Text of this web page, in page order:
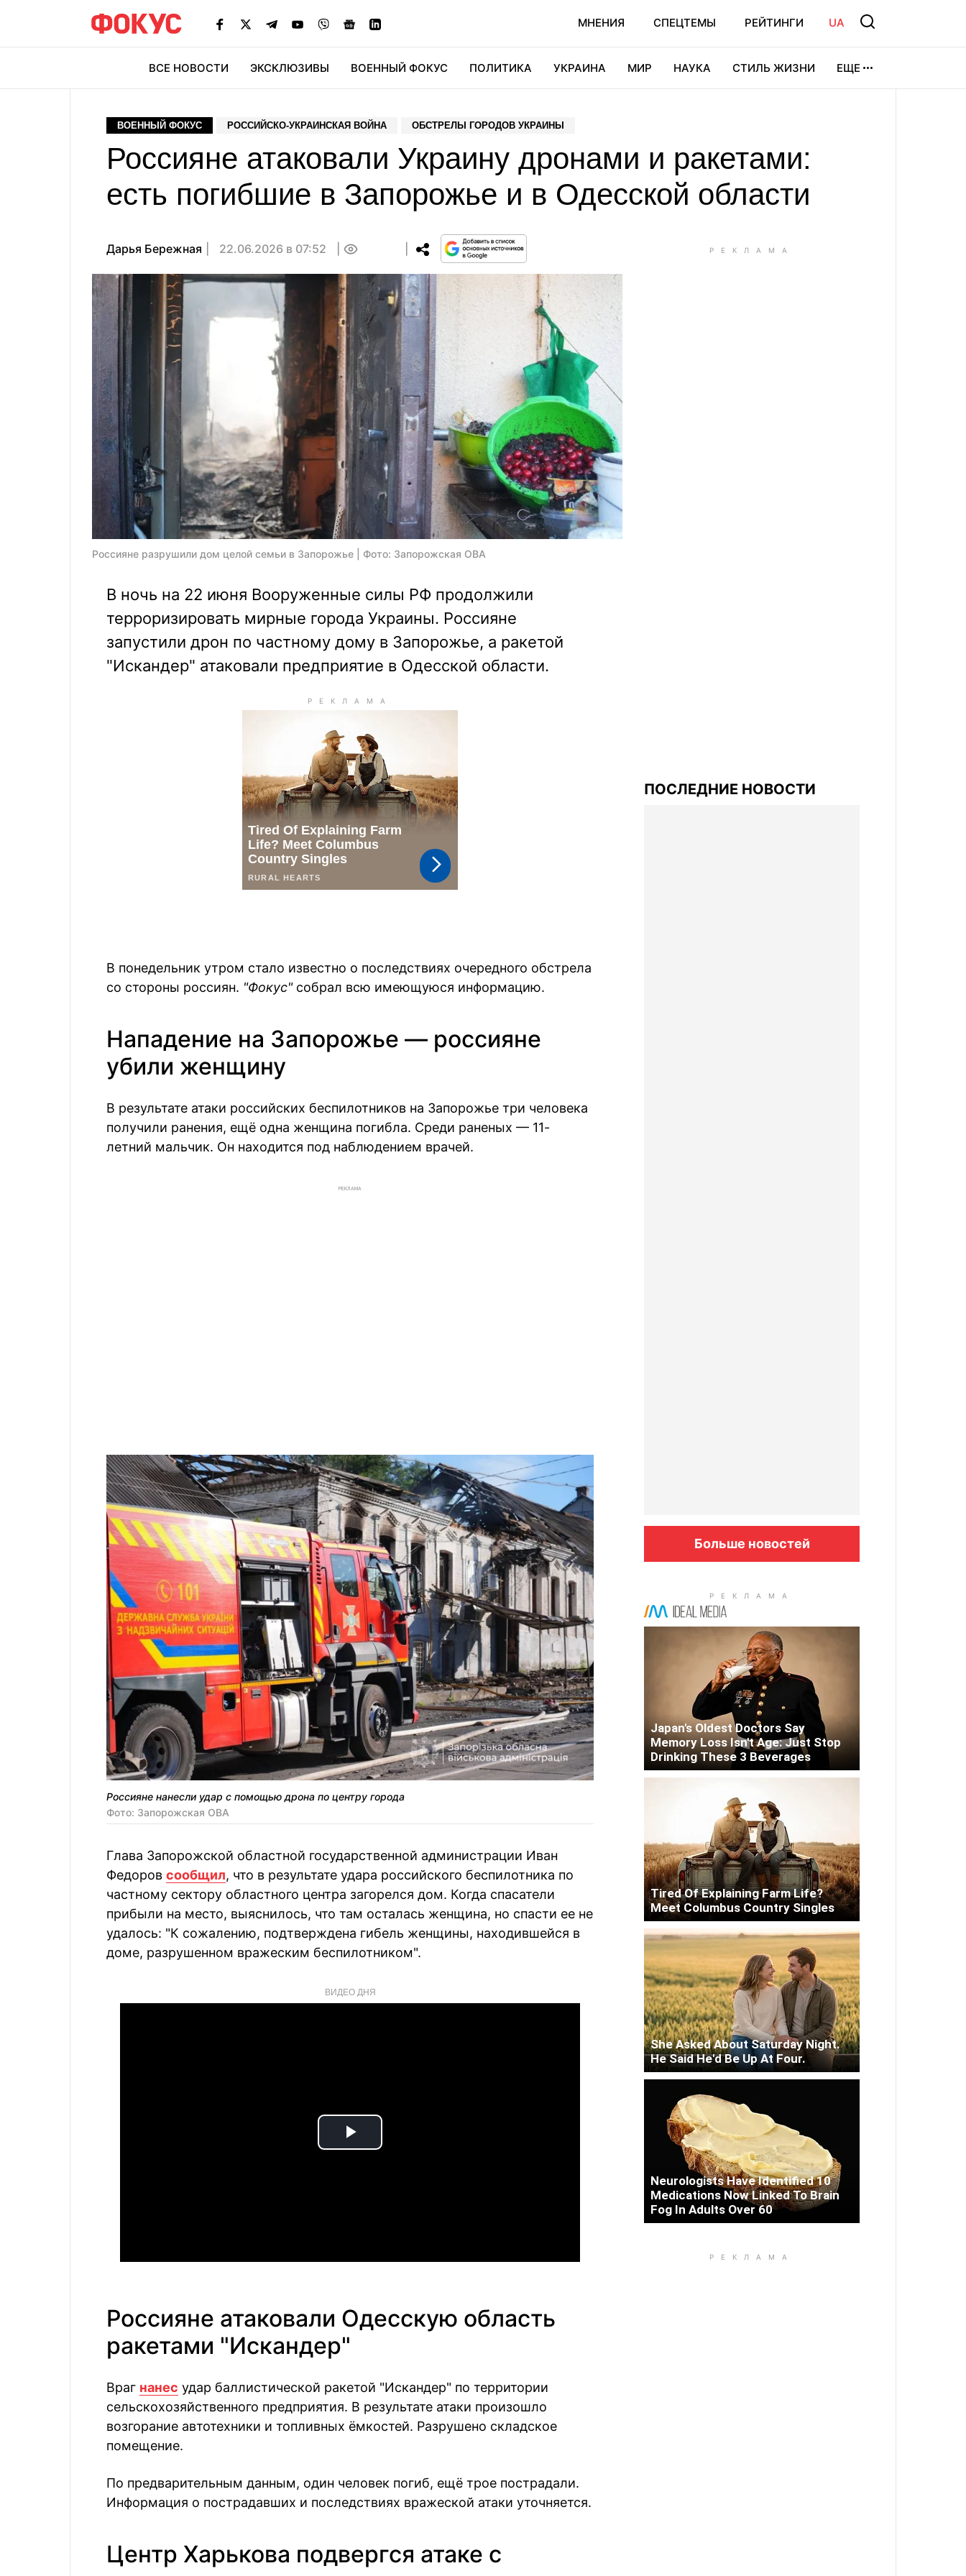
МНЕНИЯ СПЕЦТЕМЫ РЕЙТИНГИ UA
ВСЕ НОВОСТИ ЭКСКЛЮЗИВЫ ВОЕННЫЙ ФОКУС ПОЛИТИКА УКРАИНА МИР НАУКА СТИЛЬ ЖИЗНИ ЕЩЕ
ВОЕННЫЙ ФОКУС РОССИЙСКО-УКРАИНСКАЯ ВОЙНА ОБСТРЕЛЫ ГОРОДОВ УКРАИНЫ
Россияне атаковали Украину дронами и ракетами:
есть погибшие в Запорожье и в Одесской области
Дарья Бережная 22.06.2026 в 07:52
Россияне разрушили дом целой семьи в Запорожье | Фото: Запорожская ОВА
В ночь на 22 июня Вооруженные силы РФ продолжили
терроризировать мирные города Украины. Россияне
запустили дрон по частному дому в Запорожье, а ракетой
"Искандер" атаковали предприятие в Одесской области.
В понедельник утром стало известно о последствиях очередного обстрела
со стороны россиян. "Фокус"собрал всю имеющуюся информацию.
Нападение на Запорожье — россияне
убили женщину
В результате атаки российских беспилотников на Запорожье три человека
получили ранения, ещё одна женщина погибла. Среди раненых — 11-
летний мальчик. Он находится под наблюдением врачей.
РЕКЛАМА
Россияне нанесли удар с помощью дрона по центру города
Фото: Запорожская ОВА
Глава Запорожской областной государственной администрации Иван
Федоров сообщил, что в результате удара российского беспилотника по
частному сектору областного центра загорелся дом. Когда спасатели
прибыли на место, выяснилось, что там осталась женщина, но спасти ее не
удалось: "К сожалению, подтверждена гибель женщины, находившейся в
доме, разрушенном вражеским беспилотником".
ВИДЕО ДНЯ
Play
Россияне атаковали Одесскую область
ракетами "Искандер"
Враг нанес удар баллистической ракетой "Искандер" по территории
сельскохозяйственного предприятия. В результате атаки произошло
возгорание автотехники и топливных ёмкостей. Разрушено складское
помещение.
По предварительным данным, один человек погиб, ещё трое пострадали.
Информация о пострадавших и последствиях вражеской атаки уточняется.
Центр Харькова подвергся атаке с
ПОСЛЕДНИЕ НОВОСТИ
Больше новостей